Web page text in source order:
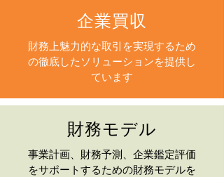
企業買収
財務上魅力的な取引を実現するため
の徹底したソリューションを提供し
ています
財務モデル
事業計画、財務予測、企業鑑定評価
をサポートするための財務モデルを